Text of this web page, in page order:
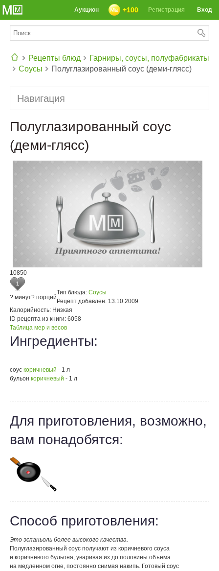
Вход
Регистрация
+100
Аукцион
Рецепты блюд
Гарниры, соусы, полуфабрикаты
Соусы
Полуглазированный соус (деми-глясс)
Навигация
Полуглазированный соус
(деми-глясс)
10850
1
? минут? порций
Тип блюда: Соусы
Рецепт добавлен: 13.10.2009
Калорийность: Низкая
ID рецепта из книги: 6058
Таблица мер и весов
Ингредиенты:
соус коричневый - 1 л
бульон коричневый - 1 л
Для приготовления, возможно,
вам понадобятся:
Способ приготовления:
Это эспаньоль более высокого качества.
Полуглазированный соус получают из коричневого соуса
и коричневого бульона, уваривая их до половины объема
на медленном огне, постоянно снимая накипь. Готовый соус